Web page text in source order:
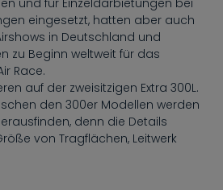
und für Einzeldarbietungen bei
eingesetzt, hatten aber auch
in Deutschland und
zu Beginn weltweit für das
Race.
auf der zweisitzigen Extra 300L.
den 300er Modellen werden
denn die Details
von Tragflächen, Leitwerk